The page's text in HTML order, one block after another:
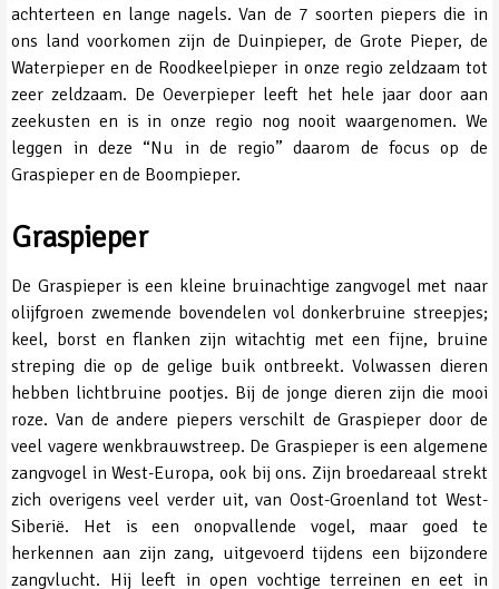
achterteen en lange nagels. Van de 7 soorten piepers die in
ons land voorkomen zijn de Duinpieper, de Grote Pieper, de
Waterpieper en de Roodkeelpieper in onze regio zeldzaam tot
zeer zeldzaam. De Oeverpieper leeft het hele jaar door aan
zeekusten en is in onze regio nog nooit waargenomen. We
leggen in deze “Nu in de regio” daarom de focus op de
Graspieper en de Boompieper.
Graspieper
De Graspieper is een kleine bruinachtige zangvogel met naar
olijfgroen zwemende bovendelen vol donkerbruine streepjes;
keel, borst en flanken zijn witachtig met een fijne, bruine
streping die op de gelige buik ontbreekt. Volwassen dieren
hebben lichtbruine pootjes. Bij de jonge dieren zijn die mooi
roze. Van de andere piepers verschilt de Graspieper door de
veel vagere wenkbrauwstreep. De Graspieper is een algemene
zangvogel in West-Europa, ook bij ons. Zijn broedareaal strekt
zich overigens veel verder uit, van Oost-Groenland tot West-
Siberië. Het is een onopvallende vogel, maar goed te
herkennen aan zijn zang, uitgevoerd tijdens een bijzondere
zangvlucht. Hij leeft in open vochtige terreinen en eet in